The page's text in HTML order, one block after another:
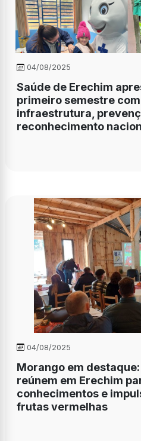
04/08/2025
Saúde de Erechim
primeiro semestre
infraestrutura,
reconhecimento
04/08/2025
Morango em
reúnem em Erechim
conhecimentos e
frutas vermelhas